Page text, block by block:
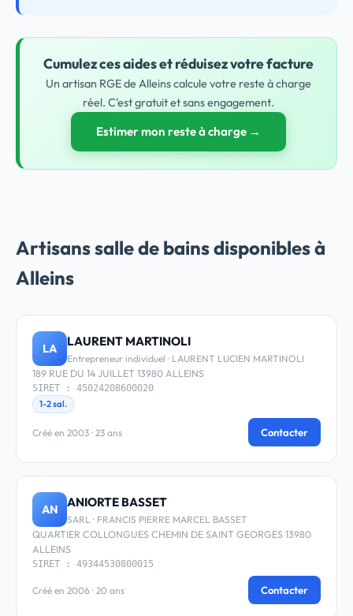
Cumulez ces aides et réduisez votre facture
Un artisan RGE de Alleins calcule votre reste à charge
réel. C'est gratuit et sans engagement.
Estimer mon reste à charge →
Artisans salle de bains disponibles à
Alleins
LA LAURENT MARTINOLI
Entrepreneur individuel · LAURENT LUCIEN MARTINOLI
189 RUE DU 14 JUILLET 13980 ALLEINS
SIRET : 45024208600020
1-2 sal.
Créé en 2003 · 23 ans Contacter
AN ANIORTE BASSET
SARL · FRANCIS PIERRE MARCEL BASSET
QUARTIER COLLONGUES CHEMIN DE SAINT GEORGES 13980
ALLEINS
SIRET : 49344530800015
Créé en 2006 · 20 ans Contacter